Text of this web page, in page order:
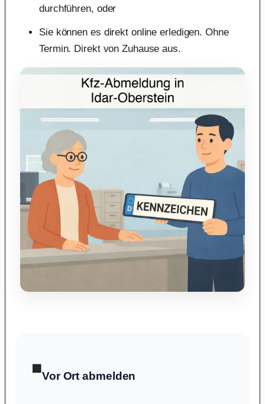
durchführen, oder
Sie können es direkt online erledigen. Ohne
Termin. Direkt von Zuhause aus.
🏢
Vor Ort abmelden